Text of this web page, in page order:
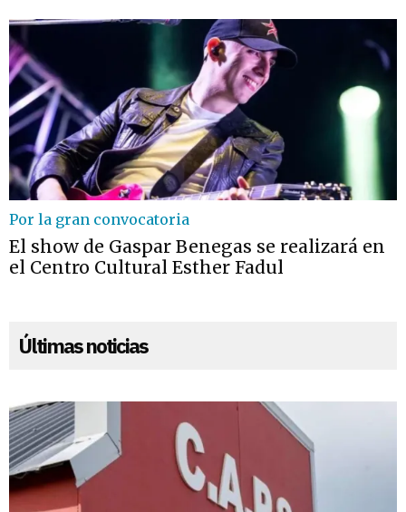
Por la gran convocatoria
El show de Gaspar Benegas se realizará en
el Centro Cultural Esther Fadul
Últimas noticias